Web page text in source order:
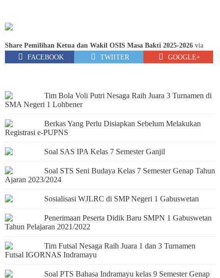
Share Pemilihan Ketua dan Wakil OSIS Masa Bakti 2025-2026 via
FACEBOOK
TWIITER GOOGLE+
Tim Bola Voli Putri Nesaga Raih Juara 3 Turnamen di
SMA Negeri 1 Lohbener
Berkas Yang Perlu Disiapkan Sebelum Melakukan
Registrasi e-PUPNS
Soal SAS IPA Kelas 7 Semester Ganjil
Soal STS Seni Budaya Kelas 7 Semester Genap Tahun
Ajaran 2023/2024
Sosialisasi WJLRC di SMP Negeri 1 Gabuswetan
Penerimaan Peserta Didik Baru SMPN 1 Gabuswetan
Tahun Pelajaran 2021/2022
Tim Futsal Nesaga Raih Juara 1 dan 3 Turnamen
Futsal IGORNAS Indramayu
Soal PTS Bahasa Indramayu kelas 9 Semester Genap